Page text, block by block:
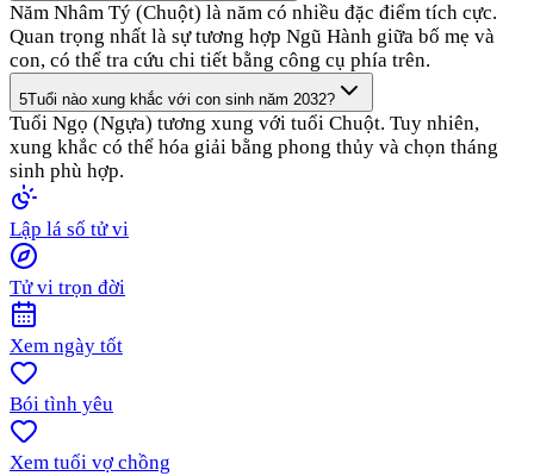
Năm Nhâm Tý (Chuột) là năm có nhiều đặc điểm tích cực.
Quan trọng nhất là sự tương hợp Ngũ Hành giữa bố mẹ và
con, có thể tra cứu chi tiết bằng công cụ phía trên.
5Tuổi nào xung khắc với con sinh năm 2032?
Tuổi Ngọ (Ngựa) tương xung với tuổi Chuột. Tuy nhiên,
xung khắc có thể hóa giải bằng phong thủy và chọn tháng
sinh phù hợp.
Lập lá số tử vi
Tử vi trọn đời
Xem ngày tốt
Bói tình yêu
Xem tuổi vợ chồng